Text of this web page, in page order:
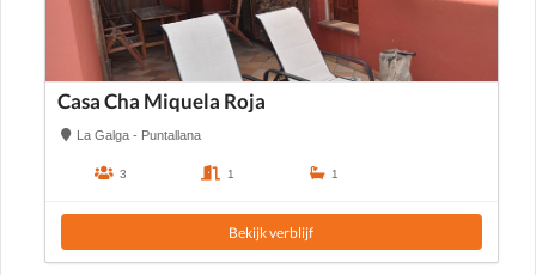
Casa Cha Miquela Roja
La Galga - Puntallana
3 1 1
Bekijk verblijf